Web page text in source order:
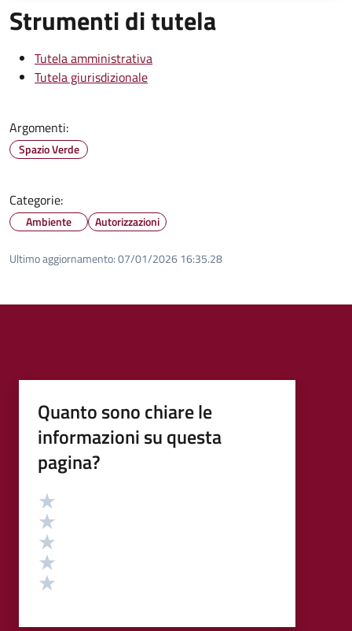
Strumenti di tutela
Tutela amministrativa
Tutela giurisdizionale
Argomenti:
Spazio Verde
Categorie:
Ambiente Autorizzazioni
Ultimo aggiornamento:07/01/2026 16:35.28
Quanto sono chiare le
informazioni su questa
pagina?
Valutazione